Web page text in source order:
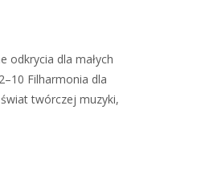
odkrycia dla małych
Filharmonia dla
twórczej muzyki,